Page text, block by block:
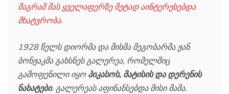
მაგრამ მას ყველაფერზე მეტად აინტერესებდა
მხატვრობა.
1928 წელს დიორმა და მისმა მეგობარმა ჟან
ბონჟაკმა გახსნეს გალერეა, რომელშიც
გამოფენილი იყო პიკასოს, მატისის და დერენის
ნახატები. გალერეას აფინანსებდა მისი მამა.